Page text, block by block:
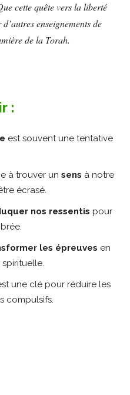
cette quête vers la liberté
enseignements de
de la Torah.
:
est souvent une tentative
à trouver un sens à notre
écrasé.
nos ressentis pour
les épreuves en
une clé pour réduire les
compulsifs.